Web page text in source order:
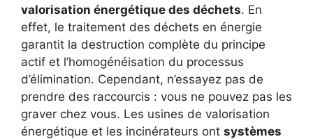
valorisation énergétique des déchets. En
effet, le traitement des déchets en énergie
garantit la destruction complète du principe
actif et l’homogénéisation du processus
d’élimination. Cependant, n’essayez pas de
prendre des raccourcis : vous ne pouvez pas les
graver chez vous. Les usines de valorisation
énergétique et les incinérateurs ont systèmes